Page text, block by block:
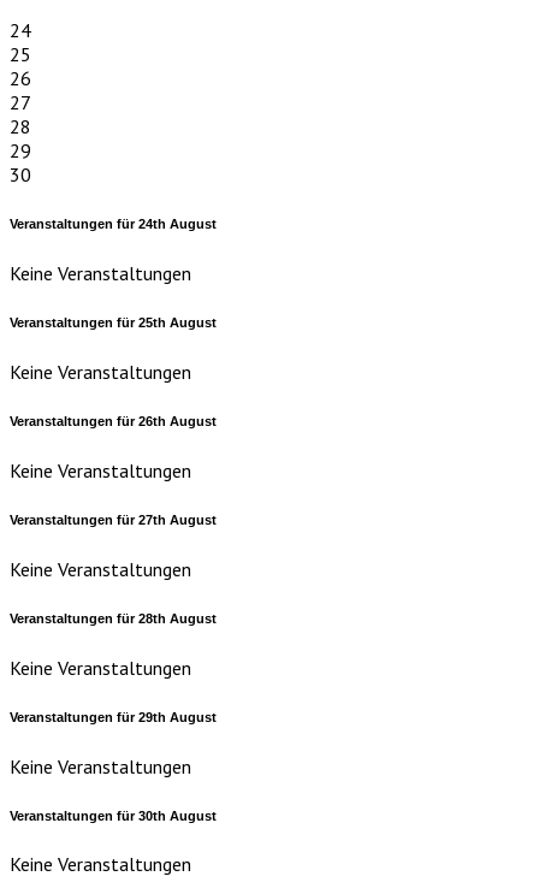
24
25
26
27
28
29
30
Veranstaltungen für24th August
Keine Veranstaltungen
Veranstaltungen für25th August
Keine Veranstaltungen
Veranstaltungen für26th August
Keine Veranstaltungen
Veranstaltungen für27th August
Keine Veranstaltungen
Veranstaltungen für28th August
Keine Veranstaltungen
Veranstaltungen für29th August
Keine Veranstaltungen
Veranstaltungen für30th August
Keine Veranstaltungen